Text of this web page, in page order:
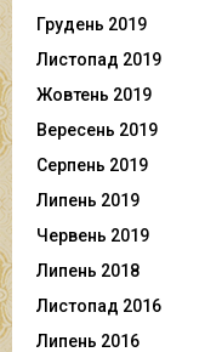
Грудень 2019
Листопад 2019
Жовтень 2019
Вересень 2019
Серпень 2019
Липень 2019
Червень 2019
Липень 2018
Листопад 2016
Липень 2016